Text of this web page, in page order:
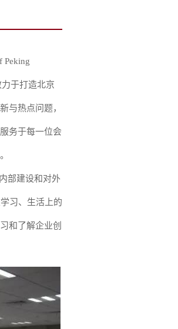
Peking
于打造北京
与热点问题，
务于每一位会
部建设和对外
习、生活上的
和了解企业创